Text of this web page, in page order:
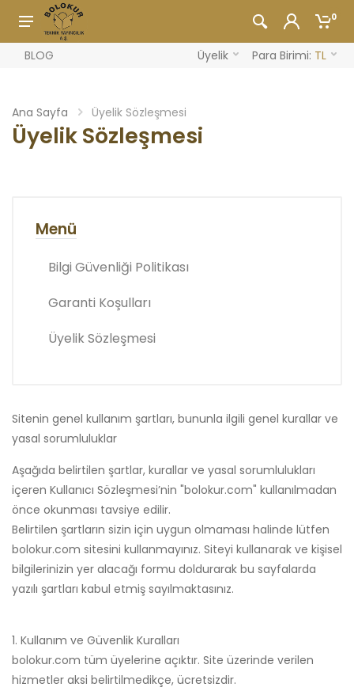
0
BLOG Üyelik Para Birimi: TL
Ana Sayfa Üyelik Sözleşmesi
Üyelik Sözleşmesi
Menü
Bilgi Güvenliği Politikası
Garanti Koşulları
Üyelik Sözleşmesi
Sitenin genel kullanım şartları, bununla ilgili genel kurallar ve
yasal sorumluluklar
Aşağıda belirtilen şartlar, kurallar ve yasal sorumlulukları
içeren Kullanıcı Sözleşmesi’nin "bolokur.com" kullanılmadan
önce okunması tavsiye edilir.
Belirtilen şartların sizin için uygun olmaması halinde lütfen
bolokur.com sitesini kullanmayınız. Siteyi kullanarak ve kişisel
bilgilerinizin yer alacağı formu doldurarak bu sayfalarda
yazılı şartları kabul etmiş sayılmaktasınız.
1. Kullanım ve Güvenlik Kuralları
bolokur.com tüm üyelerine açıktır. Site üzerinde verilen
hizmetler aksi belirtilmedikçe, ücretsizdir.